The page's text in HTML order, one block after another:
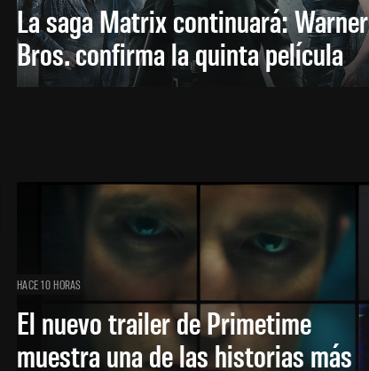
La saga Matrix continuará: Warner
Bros. confirma la quinta película
HACE 10 HORAS
El nuevo trailer de Primetime
muestra una de las historias más